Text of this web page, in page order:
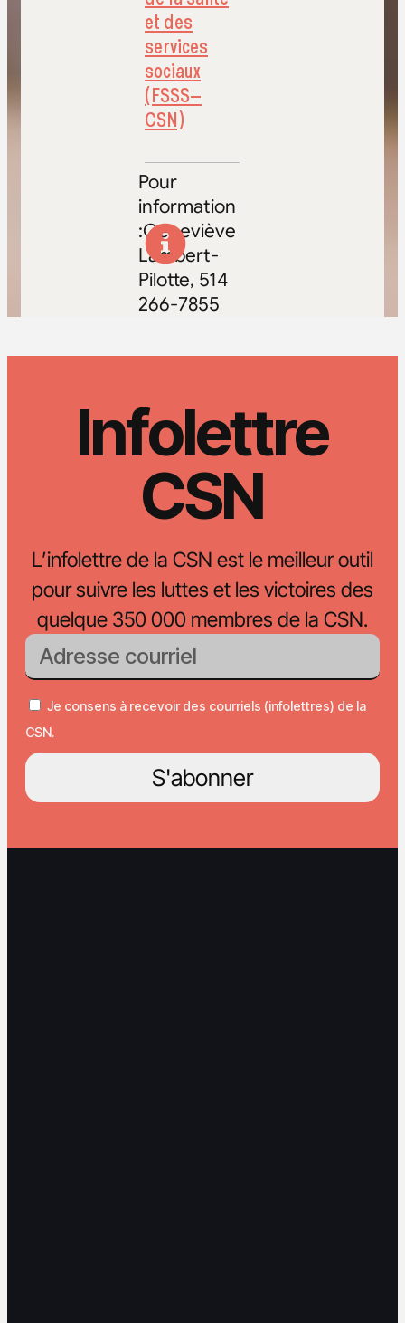
et des
services
sociaux
(FSSS–
CSN)
Pour
information
:Geneviève
Lambert-
Pilotte, 514
266-7855
Infolettre
CSN
L’infolettre de la CSN est le meilleur outil
pour suivre les luttes et les victoires des
quelque 350 000 membres de la CSN.
Je consens à recevoir des courriels (infolettres) de la
CSN.
S'abonner